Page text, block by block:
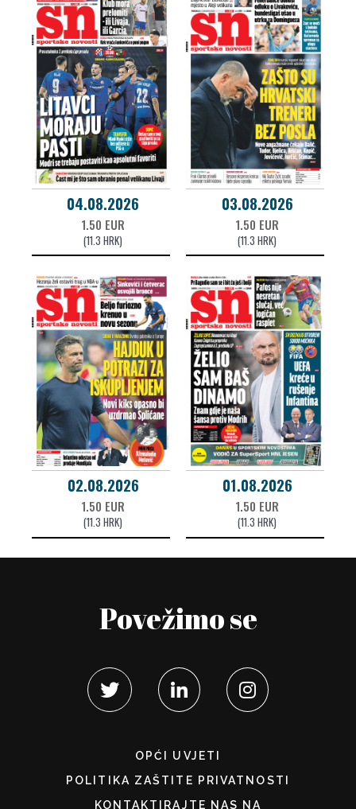
04.08.2026
1.50 EUR
(11.3 HRK)
03.08.2026
1.50 EUR
(11.3 HRK)
02.08.2026
1.50 EUR
(11.3 HRK)
01.08.2026
1.50 EUR
(11.3 HRK)
Povežimo se
OPĆI UVJETI
POLITIKA ZAŠTITE PRIVATNOSTI
KONTAKTIRAJTE NAS NA